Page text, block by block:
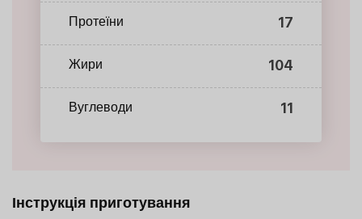
Протеїни 17
Жири 104
Вуглеводи 11
Інструкція приготування